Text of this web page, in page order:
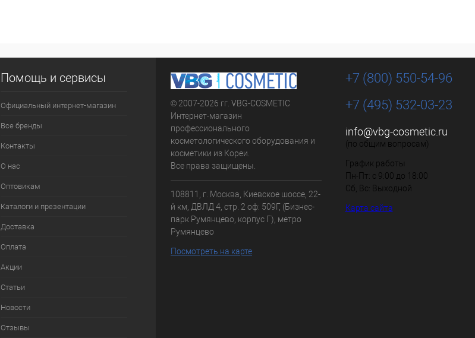
Помощь и сервисы
Официальный интернет-магазин
Все бренды
Контакты
О нас
Оптовикам
Каталоги и презентации
Доставка
Оплата
Акции
Статьи
Новости
Отзывы
© 2007-2026 гг. VBG-COSMETIC
Интернет-магазин
профессионального
косметологического оборудования и
косметики из Кореи.
Все права защищены.
108811, г. Москва, Киевское шоссе, 22-
й км, ДВЛД 4, стр. 2 оф: 509Г, (Бизнес-
парк Румянцево, корпус Г), метро
Румянцево
Посмотреть на карте
+7 (800) 550-54-96
+7 (495) 532-03-23
info@vbg-cosmetic.ru
(по общим вопросам)
График работы
Пн-Пт: с 9:00 до 18:00
Сб, Вс: Выходной
Карта сайта